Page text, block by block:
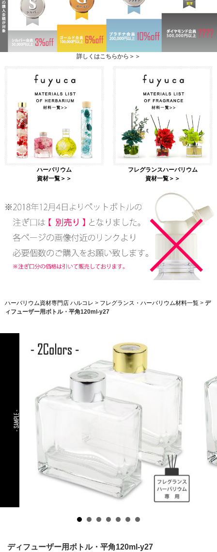
詳しくはこちらから＞＞
ハーバリウム
資材一覧＞＞
フレグランスハーバリウム
資材一覧＞＞
ハーバリウム資材専門店 ハルコレ > フレグランス・ハーバリウム材料一覧 > デ
ィフューザー用ボトル・平角120ml-y27
ディフューザー用ボトル・平角120ml-y27